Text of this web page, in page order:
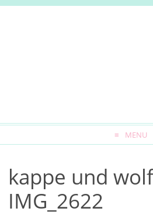
MENU
kappe und
IMG_2622